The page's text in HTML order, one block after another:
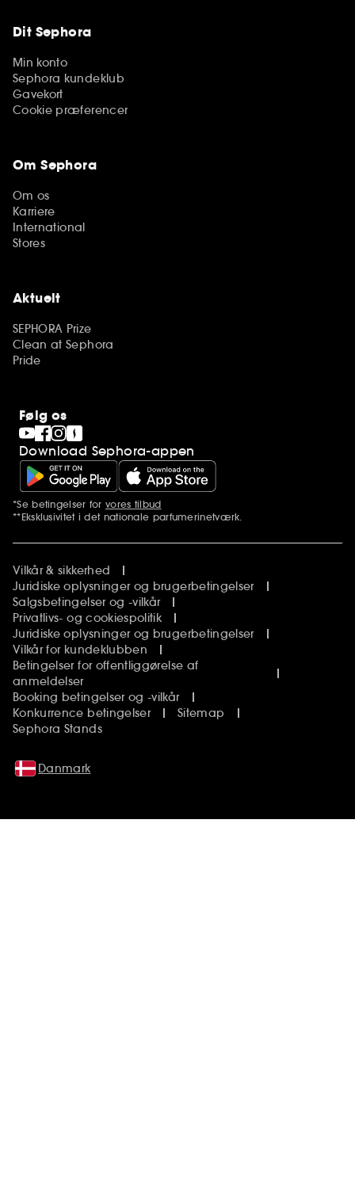
Dit Sephora
Min konto
Sephora kundeklub
Gavekort
Cookie præferencer
Om Sephora
Om os
Karriere
International
Stores
Aktuelt
SEPHORA Prize
Clean at Sephora
Pride
Følg os
Download Sephora-appen
Yderligere bemærkninger
*Se betingelser for vores tilbud
**Eksklusivitet i det nationale parfumerinetværk.
Vilkår & sikkerhed
Juridiske oplysninger og brugerbetingelser
Salgsbetingelser og -vilkår
Privatlivs- og cookiespolitik
Juridiske oplysninger og brugerbetingelser
Vilkår for kundeklubben
Betingelser for offentliggørelse af
anmeldelser
Booking betingelser og -vilkår
Konkurrence betingelser
Sitemap
Sephora Stands
Danmark